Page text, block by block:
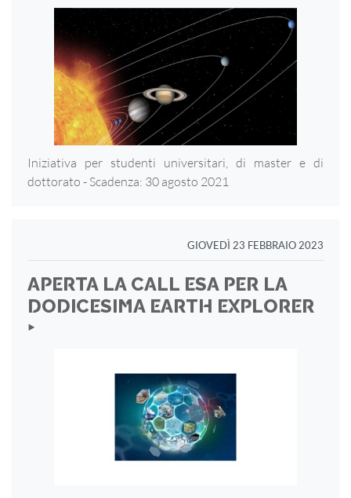
Iniziativa per studenti universitari, di master e di
dottorato - Scadenza: 30 agosto 2021
GIOVEDÌ 23 FEBBRAIO 2023
APERTA LA CALL ESA PER LA
DODICESIMA EARTH EXPLORER
‣